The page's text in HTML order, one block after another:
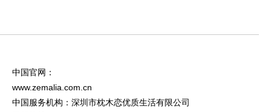
中国官网：
www.zemalia.com.cn
中国服务机构：深圳市枕木恋优质生活有限公司